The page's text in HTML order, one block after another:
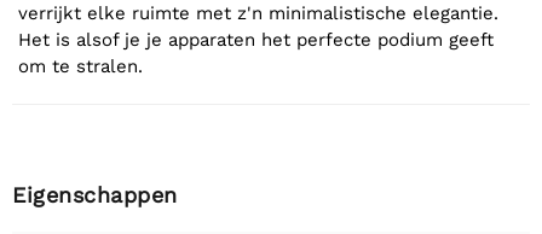
verrijkt elke ruimte met z'n minimalistische elegantie.
Het is alsof je je apparaten het perfecte podium geeft
om te stralen.
Eigenschappen